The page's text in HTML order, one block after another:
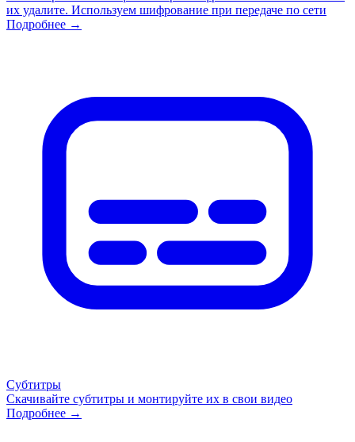
их удалите. Используем шифрование при передаче по сети
Подробнее →
Субтитры
Скачивайте субтитры и монтируйте их в свои видео
Подробнее →